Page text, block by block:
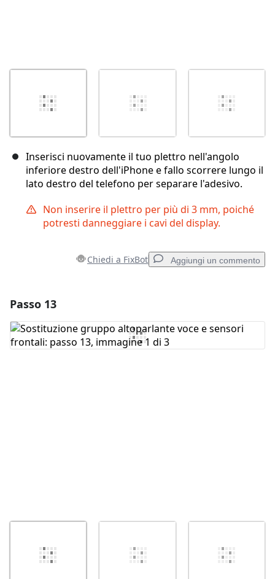
Inserisci nuovamente il tuo plettro nell'angolo
inferiore destro dell'iPhone e fallo scorrere lungo il
lato destro del telefono per separare l'adesivo.
Non inserire il plettro per più di 3 mm, poiché
potresti danneggiare i cavi del display.
Chiedi a FixBot Aggiungi un commento
Aggiungi Commento
Passo 13